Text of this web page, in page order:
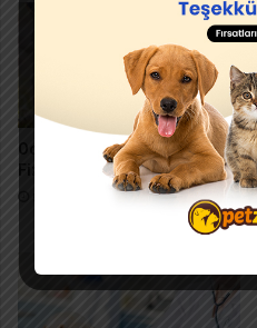
Ocicat Kedisi Bakımı ve
Fiziksel Özellikleri